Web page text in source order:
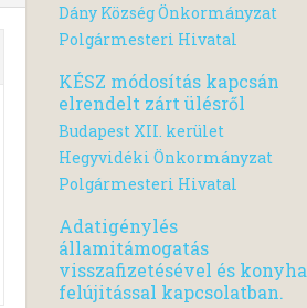
Dány Község Önkormányzat
Polgármesteri Hivatal
KÉSZ módosítás kapcsán
elrendelt zárt ülésről
Budapest XII. kerület
Hegyvidéki Önkormányzat
Polgármesteri Hivatal
Adatigénylés
államitámogatás
visszafizetésével és konyha
felújitással kapcsolatban.